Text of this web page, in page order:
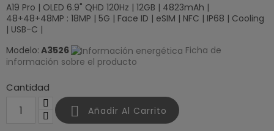
A19 Pro | OLED 6.9" QHD 120Hz | 12GB | 4823mAh |
48+48+48MP : 18MP | 5G | Face ID | eSIM | NFC | IP68 | Cooling
| USB-C |
Modelo: A3526
Ficha de
información sobre el producto
Cantidad
 Añadir Al Carrito